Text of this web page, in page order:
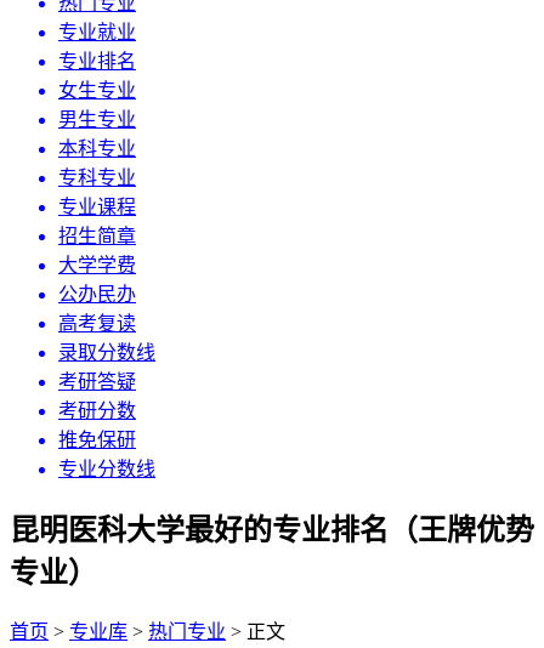
专业就业
专业排名
女生专业
男生专业
本科专业
专科专业
专业课程
招生简章
大学学费
公办民办
高考复读
录取分数线
考研答疑
考研分数
推免保研
专业分数线
昆明医科大学最好的专业排名（王牌优势
专业）
首页 > 专业库 > 热门专业 > 正文